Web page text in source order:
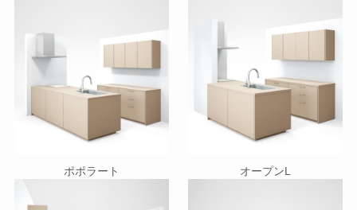
ポポラート オープンL